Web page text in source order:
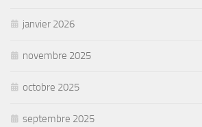
janvier 2026
novembre 2025
octobre 2025
septembre 2025